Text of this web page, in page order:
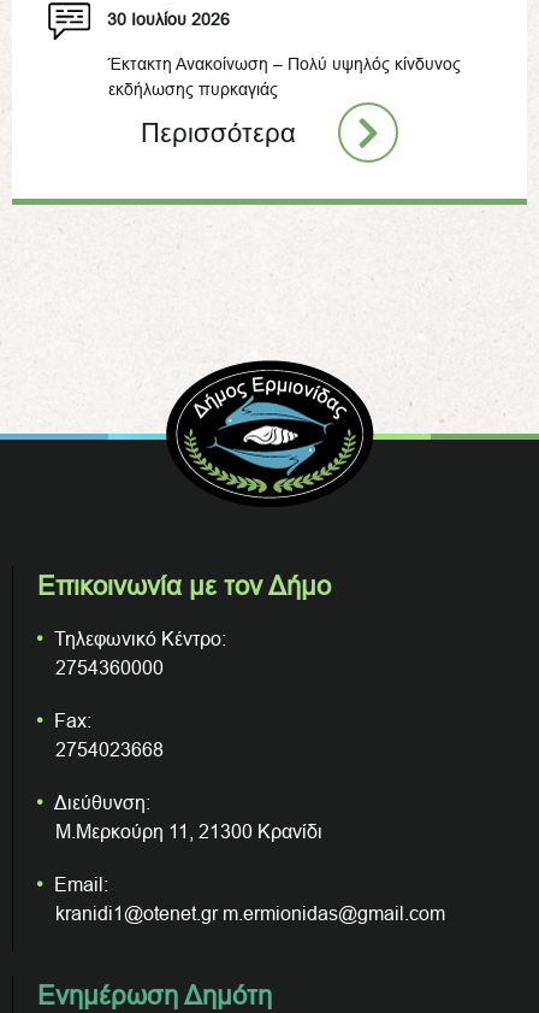
30 Ιουλίου 2026
Έκτακτη Ανακοίνωση – Πολύ υψηλός κίνδυνος
εκδήλωσης πυρκαγιάς
Περισσότερα
Επικοινωνία με τον Δήμο
Τηλεφωνικό Κέντρο:
2754360000
Fax:
2754023668
Διεύθυνση:
Μ.Μερκούρη 11, 21300 Κρανίδι
Email:
kranidi1@otenet.gr m.ermionidas@gmail.com
Ενημέρωση Δημότη